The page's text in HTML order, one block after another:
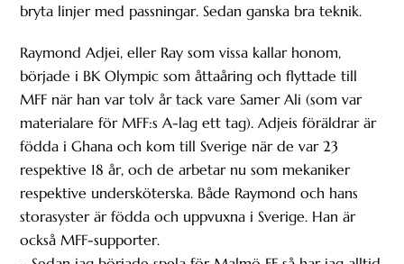
bryta linjer med passningar. Sedan ganska bra teknik.
Raymond Adjei, eller Ray som vissa kallar honom,
började i BK Olympic som åttaåring och flyttade till
MFF när han var tolv år tack vare Samer Ali (som var
materialare för MFF:s A-lag ett tag). Adjeis föräldrar är
födda i Ghana och kom till Sverige när de var 23
respektive 18 år, och de arbetar nu som mekaniker
respektive undersköterska. Både Raymond och hans
storasyster är födda och uppvuxna i Sverige. Han är
också MFF-supporter.